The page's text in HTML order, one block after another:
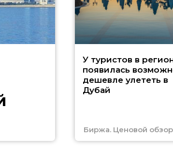
У туристов в
появилась
дешевле улететь в
Дубай
Биржа. Ценовой обзор